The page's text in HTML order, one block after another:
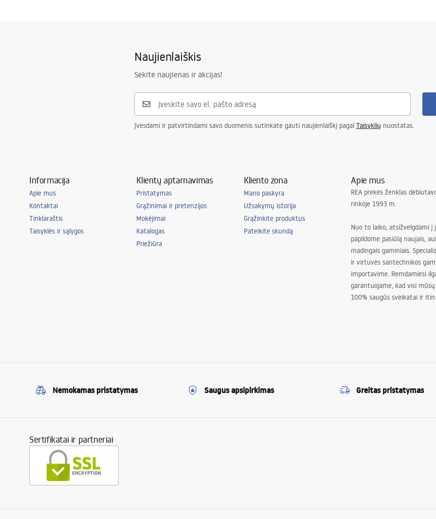
270mm
PVD
5 lat
Safety_Information_Faucets.pdf
Naujienlaiškis
Sekite naujienas ir akcijas!
Įvesdami ir patvirtindami savo duomenis sutinkate gauti naujienlaiškį pagal Taisyklių nuostatas.
Informacija
Apie mus
Kontaktai
Tinklaraštis
Taisyklės ir sąlygos
Klientų aptarnavimas
Pristatymas
Grąžinimai ir pretenzijos
Mokėjimai
Katalogas
Priežiūra
Kliento zona
Mano paskyra
Užsakymų istorija
Grąžinkite produktus
Pateikite skundą
Apie mus
REA prekės ženklas
rinkoje 1993 m.
Nuo to laiko, atsižvelgdami į
papildome pasiūlą naujais,
madingais gaminiais.
ir virtuvės santechnikos
importavime. Remdamiesi
garantuojame, kad visi
100% saugūs sveikatai ir
Nemokamas pristatymas Saugus apsipirkimas Greitas pristatymas
Sertifikatai ir partneriai